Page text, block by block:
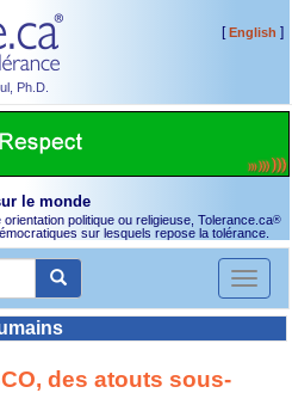
Ph.D.
[English ]
le monde
politique ou religieuse, Tolerance.ca®
sur lesquels repose la tolérance.
Toggle
des atouts sous-